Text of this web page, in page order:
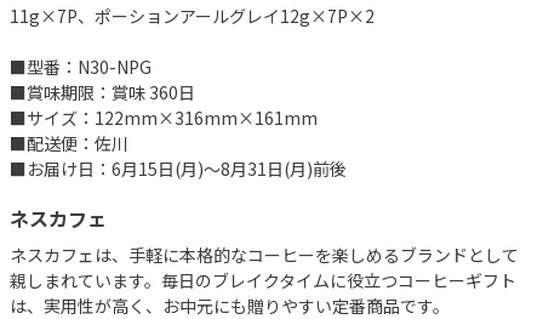
11g×7P、ポーションアールグレイ12g×7P×2
■型番：N30-NPG
■賞味期限：賞味 360日
■サイズ：122mm×316mm×161mm
■配送便：佐川
■お届け日：6月15日(月)～8月31日(月)前後
ネスカフェ
ネスカフェは、手軽に本格的なコーヒーを楽しめるブランドとして
親しまれています。毎日のブレイクタイムに役立つコーヒーギフト
は、実用性が高く、お中元にも贈りやすい定番商品です。